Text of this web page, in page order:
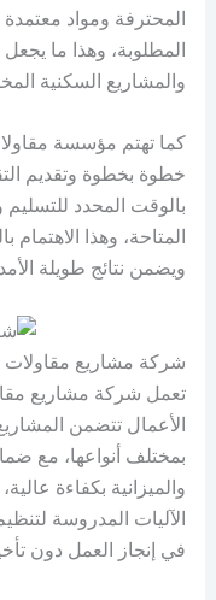
المحترفة ومواد
المطلوبة، وهذا ما
والمشاريع السكنية
كما تهتم مؤسسة
خطوة بخطوة وتقديم
بالوقت المحدد للتسليم
المتاحة، وهذا
ويضمن نتائج طويلة
شركة مشاريع مقاولات
تعمل شركة مشاريع
الأعمال تتضمن
بمختلف أنواعها، مع
والميزانية بكفاءة
الآليات المدروسة
في إنجاز العمل دون